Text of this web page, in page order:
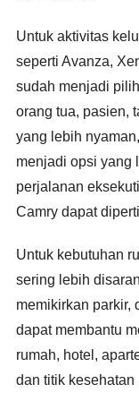
Untuk aktivitas
seperti Avanza,
sudah menjadi
orang tua, pasien,
yang lebih
menjadi opsi yang
perjalanan
Camry dapat
Untuk kebutuhan
sering lebih
memikirkan parkir,
dapat membantu
rumah, hotel,
dan titik